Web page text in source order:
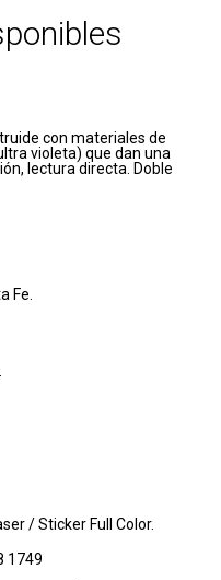
con materiales de
violeta) que dan una
lectura directa. Doble
Fe.
/ Sticker Full Color.
1749